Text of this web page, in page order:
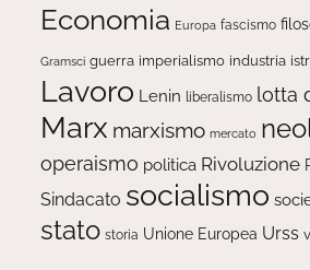
Economia Europa fascismo
Gramsci guerra imperialismo industria
Lavoro Lenin liberalismo lotta
Marx marxismo mercato
operaismo politica Rivoluzione
Sindacato socialismo
stato storia Unione Europea Urss